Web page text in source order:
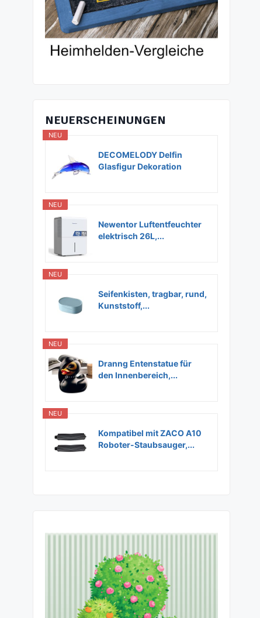
NEUERSCHEINUNGEN
NEU
DECOMELODY Delfin
Glasfigur Dekoration
NEU
Newentor Luftentfeuchter
elektrisch 26L,...
NEU
Seifenkisten, tragbar, rund,
Kunststoff,...
NEU
Dranng Entenstatue für
den Innenbereich,...
NEU
Kompatibel mit ZACO A10
Roboter-Staubsauger,...